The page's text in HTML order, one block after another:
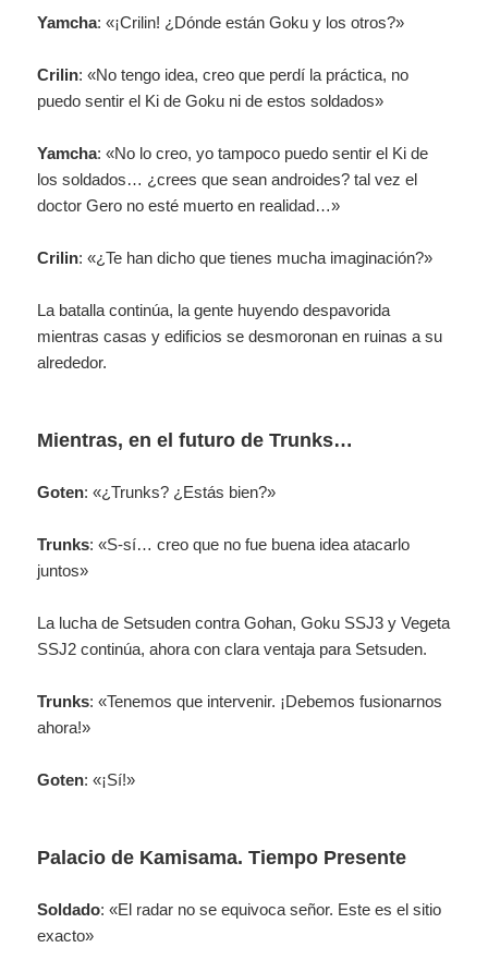
Yamcha: «¡Crilin! ¿Dónde están Goku y los otros?»
Crilin: «No tengo idea, creo que perdí la práctica, no
puedo sentir el Ki de Goku ni de estos soldados»
Yamcha: «No lo creo, yo tampoco puedo sentir el Ki de
los soldados… ¿crees que sean androides? tal vez el
doctor Gero no esté muerto en realidad…»
Crilin: «¿Te han dicho que tienes mucha imaginación?»
La batalla continúa, la gente huyendo despavorida
mientras casas y edificios se desmoronan en ruinas a su
alrededor.
Mientras, en el futuro de Trunks…
Goten: «¿Trunks? ¿Estás bien?»
Trunks: «S-sí… creo que no fue buena idea atacarlo
juntos»
La lucha de Setsuden contra Gohan, Goku SSJ3 y Vegeta
SSJ2 continúa, ahora con clara ventaja para Setsuden.
Trunks: «Tenemos que intervenir. ¡Debemos fusionarnos
ahora!»
Goten: «¡Sí!»
Palacio de Kamisama. Tiempo Presente
Soldado: «El radar no se equivoca señor. Este es el sitio
exacto»